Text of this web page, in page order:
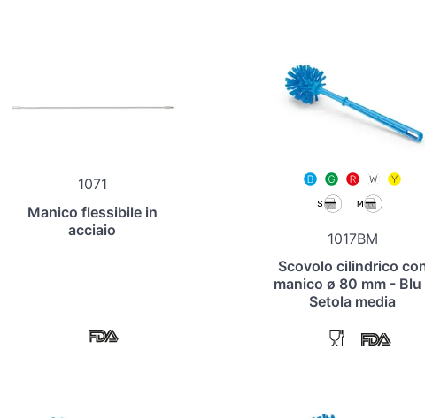
1071
Manico flessibile in
acciaio
1017BM
Scovolo cilindrico
manico ø 80 mm - Blu
Setola media